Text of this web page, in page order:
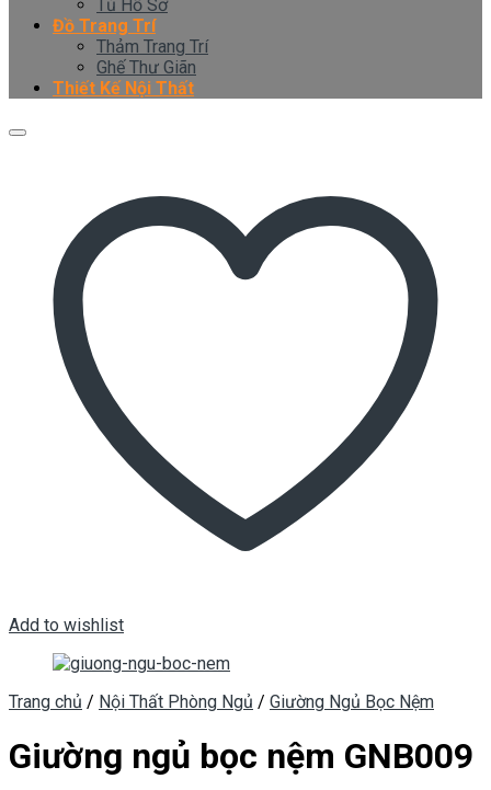
Tủ Hồ Sơ
Đồ Trang Trí
Thảm Trang Trí
Ghế Thư Giãn
Thiết Kế Nội Thất
Add to wishlist
Trang chủ / Nội Thất Phòng Ngủ / Giường Ngủ Bọc Nệm
Giường ngủ bọc nệm GNB009